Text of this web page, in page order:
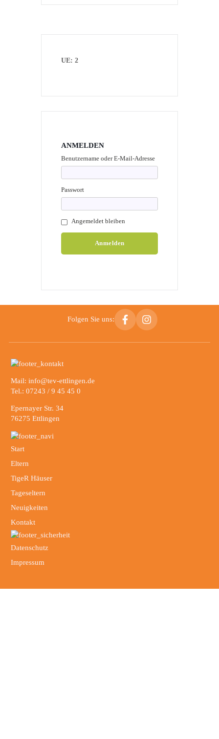
UE: 2
ANMELDEN
Benutzername oder E-Mail-Adresse
Passwort
Angemeldet bleiben
Folgen Sie uns:
Mail: info@tev-ettlingen.de
Tel.: 07243 / 9 45 45 0
Epernayer Str. 34
76275 Ettlingen
Start
Eltern
TigeR Häuser
Tageseltern
Neuigkeiten
Kontakt
Datenschutz
Impressum